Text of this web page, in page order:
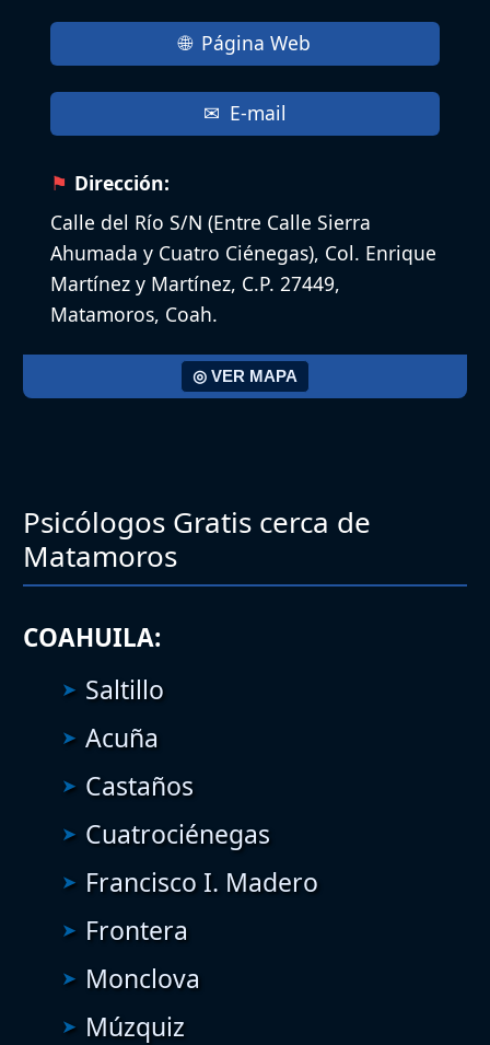
Página Web
E-mail
Dirección:
Calle del Río S/N (Entre Calle Sierra
Ahumada y Cuatro Ciénegas), Col. Enrique
Martínez y Martínez, C.P. 27449,
Matamoros, Coah.
◎ VER MAPA
Psicólogos Gratis cerca de
Matamoros
COAHUILA:
Saltillo
Acuña
Castaños
Cuatrociénegas
Francisco I. Madero
Frontera
Monclova
Múzquiz